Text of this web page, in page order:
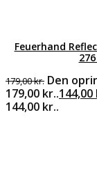
Feuerhand
179,00kr. Den
179,00 kr..144,00
144,00 kr..